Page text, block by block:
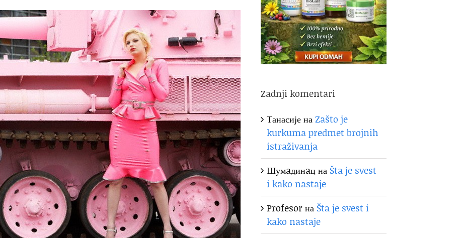
Zadnji komentari
ТанасијенаZašto je
kurkuma predmet brojnih
istraživanja
Шумaдинaцна Šta je svest
i kako nastaje
Profesorна Šta je svest i
kako nastaje